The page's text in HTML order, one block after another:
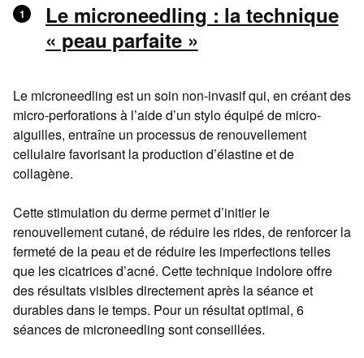
Le microneedling : la technique
« peau parfaite »
Le microneedling est un soin non-invasif qui, en créant des
micro-perforations à l’aide d’un stylo équipé de micro-
aiguilles, entraîne un processus de renouvellement
cellulaire favorisant la production d’élastine et de
collagène.
Cette stimulation du derme permet d’initier le
renouvellement cutané, de réduire les rides, de renforcer la
fermeté de la peau et de réduire les imperfections telles
que les cicatrices d’acné. Cette technique indolore offre
des résultats visibles directement après la séance et
durables dans le temps. Pour un résultat optimal, 6
séances de microneedling sont conseillées.